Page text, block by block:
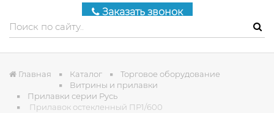
Заказать звонок
Главная Каталог
Торговое оборудование
Витрины и прилавки
Прилавки серии Русь
Прилавок остекленный ПР1/600